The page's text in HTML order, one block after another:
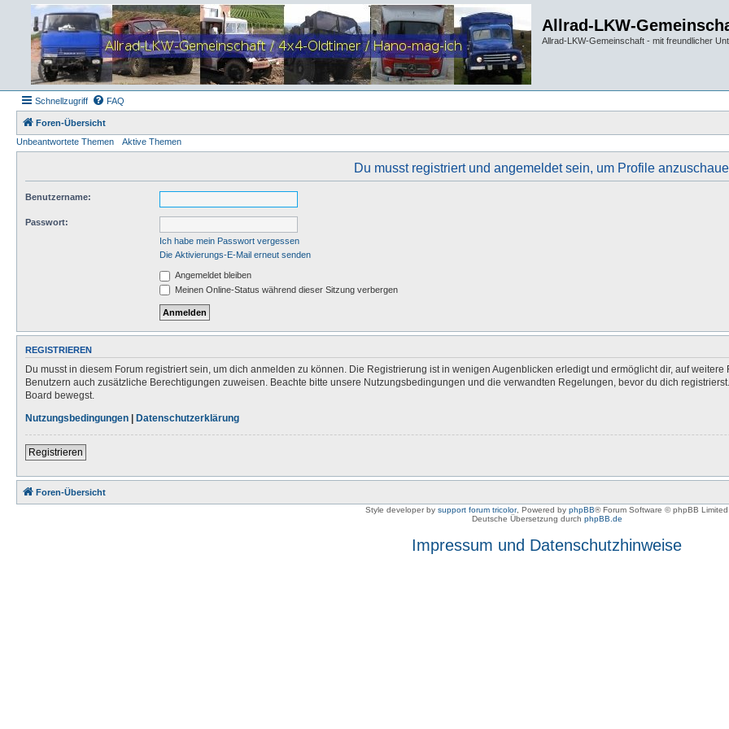
Allrad-LKW-
Allrad-LKW-Gemeinschaft - mit freundlicher
Schnellzugriff FAQ
Foren-Übersicht
Unbeantwortete Themen
Aktive Themen
Du musst registriert und angemeldet sein, um Profile
Benutzername:
Passwort:
Ich habe mein Passwort vergessen
Die Aktivierungs-E-Mail erneut senden
Angemeldet bleiben
Meinen Online-Status während dieser Sitzung verbergen
REGISTRIEREN
Du musst in diesem Forum registriert sein, um dich anmelden zu können. Die Registrierung ist in wenigen Augenblicken erledigt und ermöglicht dir, auf
Benutzern auch zusätzliche Berechtigungen zuweisen. Beachte bitte unsere Nutzungsbedingungen und die verwandten Regelungen, bevor du dich
Board bewegst.
Nutzungsbedingungen | Datenschutzerklärung
Registrieren
Foren-Übersicht
Style developer by support forum tricolor, Powered by phpBB® Forum Software © phpBB Limited
Deutsche Übersetzung durch phpBB.de
Impressum und Datenschutzhinweise